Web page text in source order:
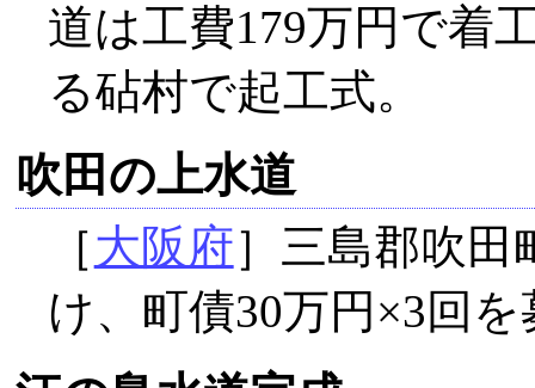
道は工費179万円で着
る砧村で起工式。
吹田の上水道
［大阪府］三島郡吹田
け、町債30万円×3回